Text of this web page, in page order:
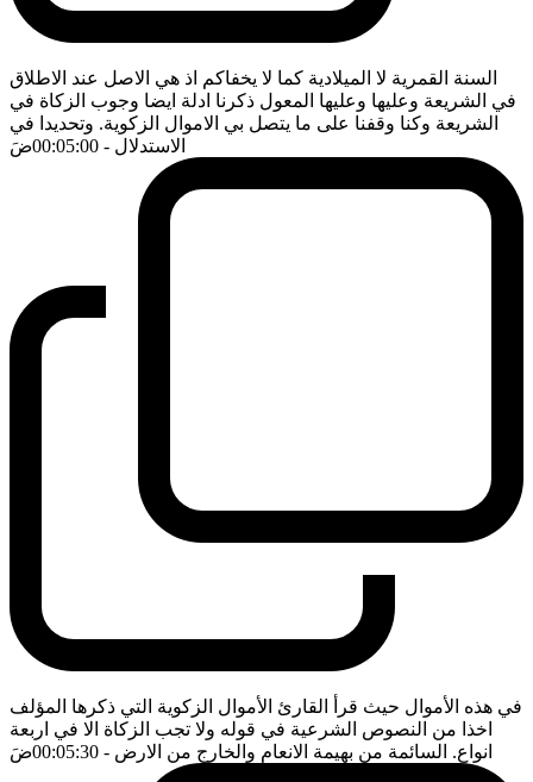
السنة القمرية لا الميلادية كما لا يخفاكم اذ هي الاصل عند الاطلاق
في الشريعة وعليها وعليها المعول ذكرنا ادلة ايضا وجوب الزكاة في
الشريعة وكنا وقفنا على ما يتصل بي الاموال الزكوية. وتحديدا في
الاستدلال - 00:05:00 ضَ
في هذه الأموال حيث قرأ القارئ الأموال الزكوية التي ذكرها المؤلف
اخذا من النصوص الشرعية في قوله ولا تجب الزكاة الا في اربعة
انواع. السائمة من بهيمة الانعام والخارج من الارض - 00:05:30 ضَ